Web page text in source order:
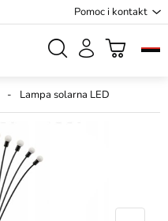
Pomoc i kontakt
Lampa solarna LED